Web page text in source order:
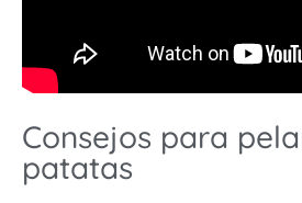
Consejos para
patatas